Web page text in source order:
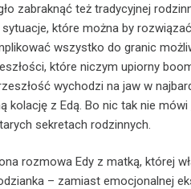
zabraknąć też tradycyjnej
które można by
wszystko do granic
które niczym upiorny
wychodzi na jaw w
kolację z Edą. Bo nic tak nie mówi
sekretach rodzinnych.
rozmowa Edy z matką, której
– zamiast emocjonalnej